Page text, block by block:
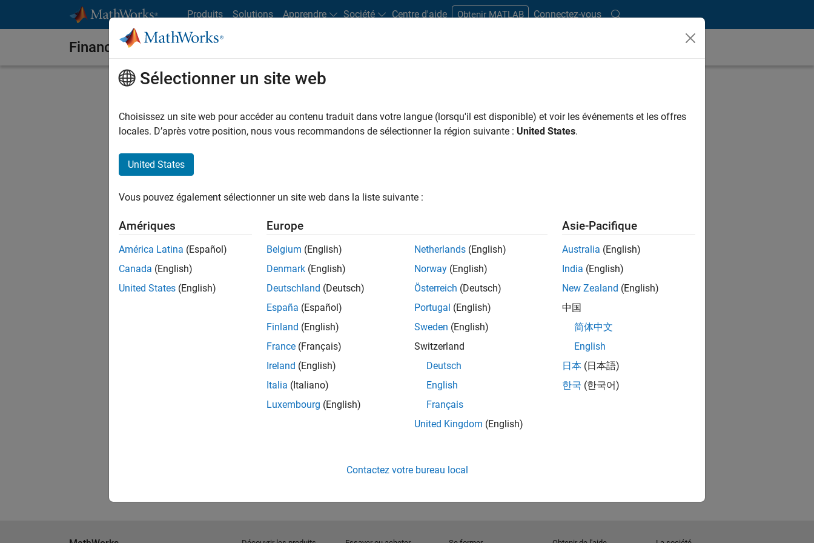
Produits Solutions Apprendre Société Centre d'aide Obtenir MATLAB Connectez-vous
Finance quantitative et gestion du risque
Subscribe Now
Sign up to receive timely, relevant information from Model Risk Management thought leaders, invitations to webinars and
MathWorks conferences, and more.
Name
Email
The submit button will be disabled until you complete the CAPTCHA.
Sélectionner un site web
Choisissez un site web pour accéder au contenu traduit dans votre langue (lorsqu'il est disponible) et voir les événements et les offres
locales. D’après votre position, nous vous recommandons de sélectionner la région suivante : United States.
United States
Vous pouvez également sélectionner un site web dans la liste suivante :
Amériques
América Latina (Español)
Canada (English)
United States (English)
Europe
Belgium (English)
Denmark (English)
Deutschland (Deutsch)
España (Español)
Finland (English)
France (Français)
Ireland (English)
Italia (Italiano)
Luxembourg (English)
Netherlands (English)
Norway (English)
Österreich (Deutsch)
Portugal (English)
Sweden (English)
Switzerland
Deutsch
English
Français
United Kingdom (English)
Asie-Pacifique
Australia (English)
India (English)
New Zealand (English)
中国
简体中文
English
日本 (日本語)
한국 (한국어)
Contactez votre bureau local